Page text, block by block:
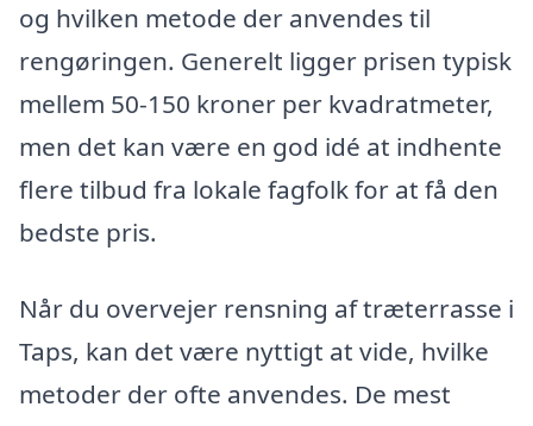
og hvilken metode der anvendes til
rengøringen. Generelt ligger prisen typisk
mellem 50-150 kroner per kvadratmeter,
men det kan være en god idé at indhente
flere tilbud fra lokale fagfolk for at få den
bedste pris.
Når du overvejer rensning af træterrasse i
Taps, kan det være nyttigt at vide, hvilke
metoder der ofte anvendes. De mest